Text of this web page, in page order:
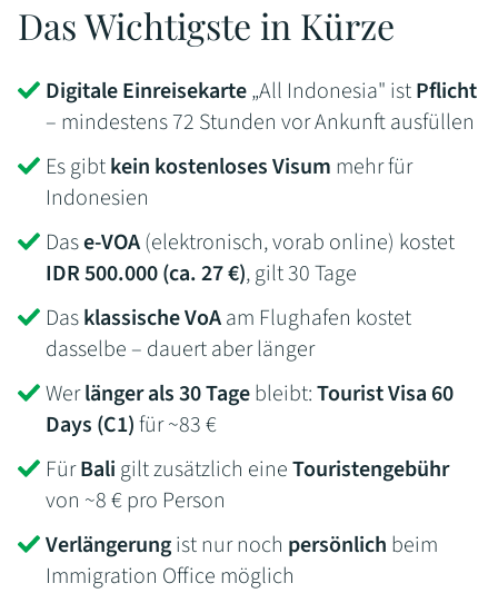
Das Wichtigste in Kürze
Digitale Einreisekarte„All Indonesia" istPflicht
– mindestens 72 Stunden vor Ankunft ausfüllen
Es gibtkein kostenloses Visum mehr für
Indonesien
Dase-VOA(elektronisch, vorab online) kostet
IDR 500.000 (ca. 27 €), gilt 30 Tage
Dasklassische VoAam Flughafen kostet
dasselbe – dauert aber länger
Werlänger als 30 Tagebleibt:Tourist Visa 60
Days (C1)für ~83 €
FürBali gilt zusätzlich eineTouristengebühr
von ~8 € pro Person
Verlängerungist nur noch persönlich beim
Immigration Office möglich